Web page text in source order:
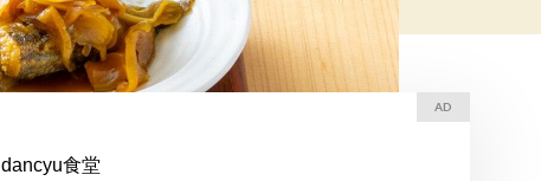
dancyu食堂
AD